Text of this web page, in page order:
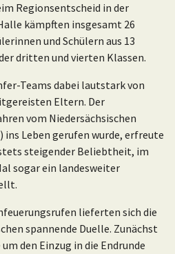
Regionsentscheid in der
kämpften insgesamt 26
und Schülern aus 13
dritten und vierten Klassen.
Teams dabei lautstark von
Eltern. Der
vom Niedersächsischen
ins Leben gerufen wurde, erfreute
steigender Beliebtheit, im
sogar ein landesweiter
lieferten sich die
spannende Duelle. Zunächst
den Einzug in die Endrunde